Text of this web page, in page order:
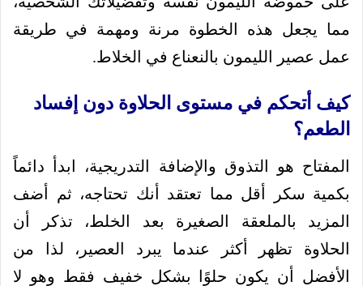
مما يجعل هذه الخطوة مرنة ومهمة في طريقة
عمل عصير الليمون بالنعناع في الخلاط.
كيف أتحكم في مستوى الحلاوة دون إفساد
الطعم؟
المفتاح هو التذوق والإضافة التدريجية، ابدأ دائماً
بكمية سكر أقل مما تعتقد أنك تحتاجه، ثم أضف
المزيد بالملعقة الصغيرة بعد الخلط، تذكر أن
الحلاوة تظهر أكثر عندما يبرد العصير، لذا من
الأفضل أن يكون حلوًا بشكل خفيف فقط وهو لا